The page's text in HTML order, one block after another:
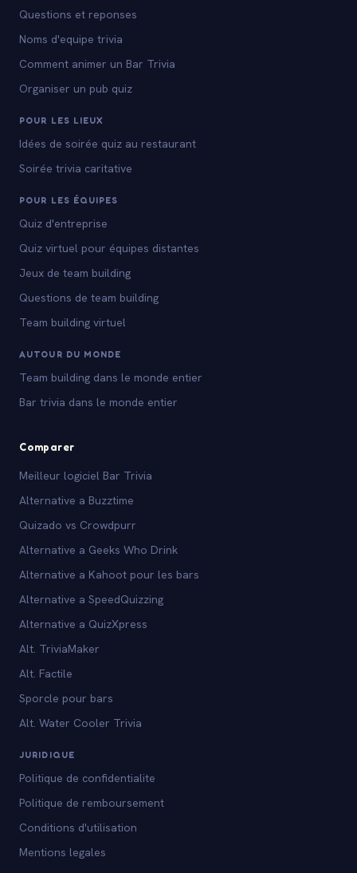
Questions et reponses
Noms d'equipe trivia
Comment animer un Bar Trivia
Organiser un pub quiz
POUR LES LIEUX
Idées de soirée quiz au restaurant
Soirée trivia caritative
POUR LES ÉQUIPES
Quiz d'entreprise
Quiz virtuel pour équipes distantes
Jeux de team building
Questions de team building
Team building virtuel
AUTOUR DU MONDE
Team building dans le monde entier
Bar trivia dans le monde entier
Comparer
Meilleur logiciel Bar Trivia
Alternative a Buzztime
Quizado vs Crowdpurr
Alternative a Geeks Who Drink
Alternative a Kahoot pour les bars
Alternative a SpeedQuizzing
Alternative a QuizXpress
Alt. TriviaMaker
Alt. Factile
Sporcle pour bars
Alt. Water Cooler Trivia
JURIDIQUE
Politique de confidentialite
Politique de remboursement
Conditions d'utilisation
Mentions legales